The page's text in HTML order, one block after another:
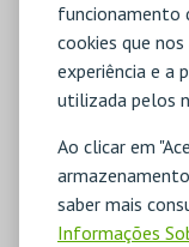
funcionamento
cookies que
experiência e a
utilizada pelos
Ao clicar em
saber mais
Informações